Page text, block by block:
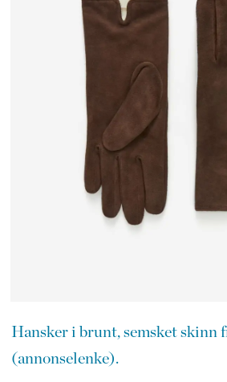
Hansker i brunt, semsket skinn
(annonselenke).